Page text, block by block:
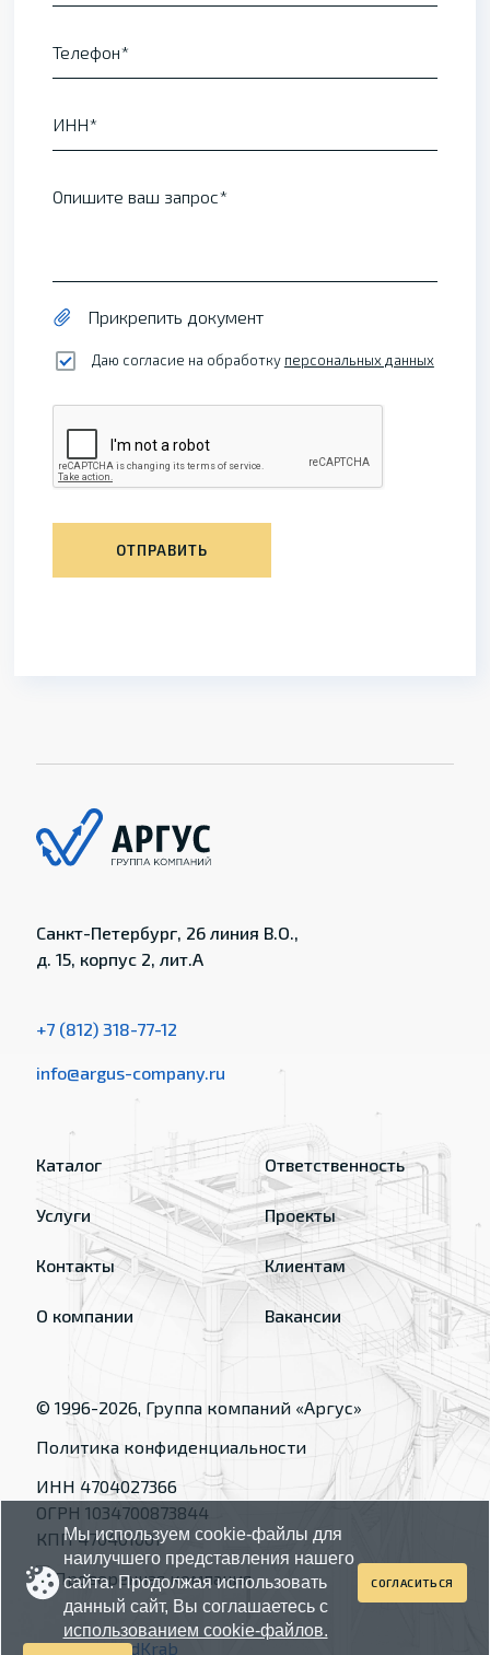
Телефон
ИНН
Опишите ваш запрос
Прикрепить документ
Даю согласие на обработку персональных данных
ОТПРАВИТЬ
Санкт-Петербург, 26 линия В.О.,
д. 15, корпус 2, лит.А
+7 (812) 318-77-12
info@argus-company.ru
Каталог
Услуги
Контакты
О компании
Ответственность
Проекты
Клиентам
Вакансии
© 1996-2026, Группа компаний «Аргус»
Политика конфиденциальности
ИНН 4704027366
ОГРН 1034700873844
КПП 470401001
Made byRedKrab
Мы используем cookie-файлы для
наилучшего представления нашего
сайта. Продолжая использовать
данный сайт, Вы соглашаетесь с
использованием cookie-файлов.
СОГЛАСИТЬСЯ